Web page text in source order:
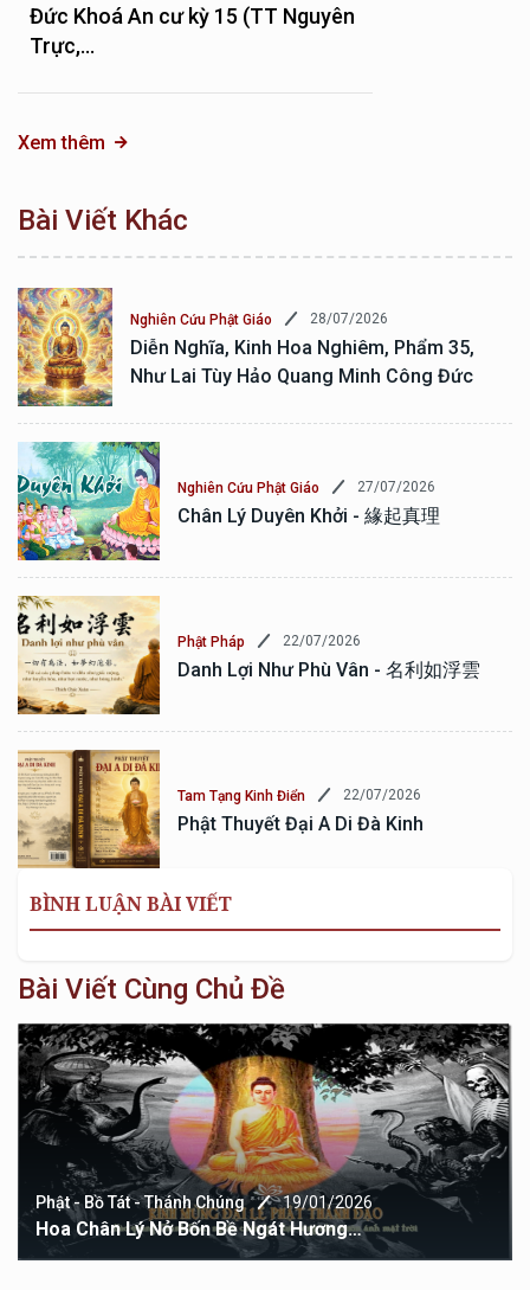
Đức Khoá An cư kỳ 15 (TT Nguyên
Trực,...
Xem thêm
Bài Viết Khác
Nghiên Cứu Phật Giáo 28/07/2026
Diễn Nghĩa, Kinh Hoa Nghiêm, Phẩm 35,
Như Lai Tùy Hảo Quang Minh Công Đức
Nghiên Cứu Phật Giáo 27/07/2026
Chân Lý Duyên Khởi - 緣起真理
Phật Pháp 22/07/2026
Danh Lợi Như Phù Vân - 名利如浮雲
Tam Tạng Kinh Điển 22/07/2026
Phật Thuyết Đại A Di Đà Kinh
BÌNH LUẬN BÀI VIẾT
Bài Viết Cùng Chủ Đề
Phật - Bồ Tát - Thánh Chúng 19/01/2026
Hoa Chân Lý Nở Bốn Bề Ngát Hương…